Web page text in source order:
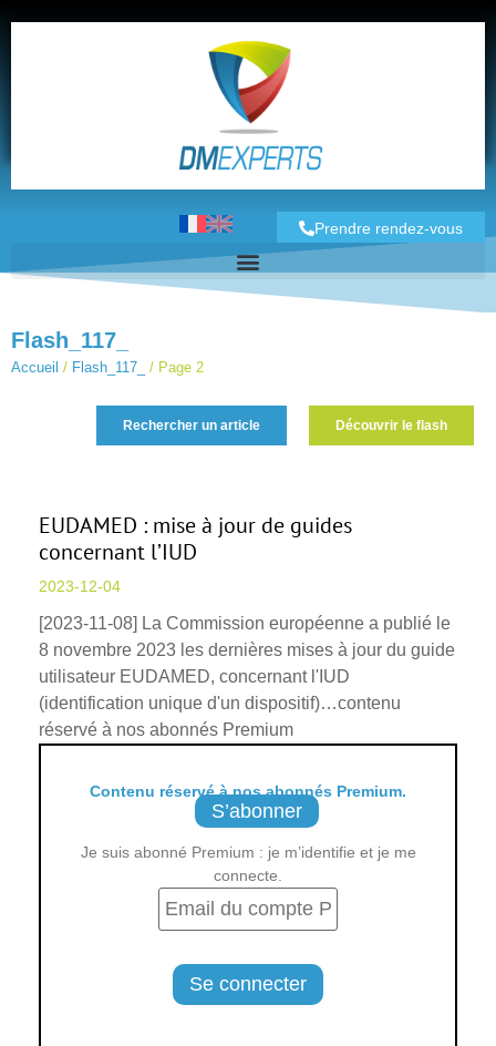
Prendre rendez-vous
Flash_117_
Accueil / Flash_117_ / Page 2
Rechercher un article Découvrir le flash
EUDAMED : mise à jour de guides
concernant l’IUD
2023-12-04
[2023-11-08] La Commission européenne a publié le
8 novembre 2023 les dernières mises à jour du guide
utilisateur EUDAMED, concernant l'IUD
(identification unique d'un dispositif)…contenu
réservé à nos abonnés Premium
Contenu réservé à nos abonnés Premium.
S’abonner
Je suis abonné Premium : je m’identifie et je me
connecte.